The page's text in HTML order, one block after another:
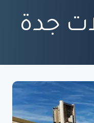
جدة